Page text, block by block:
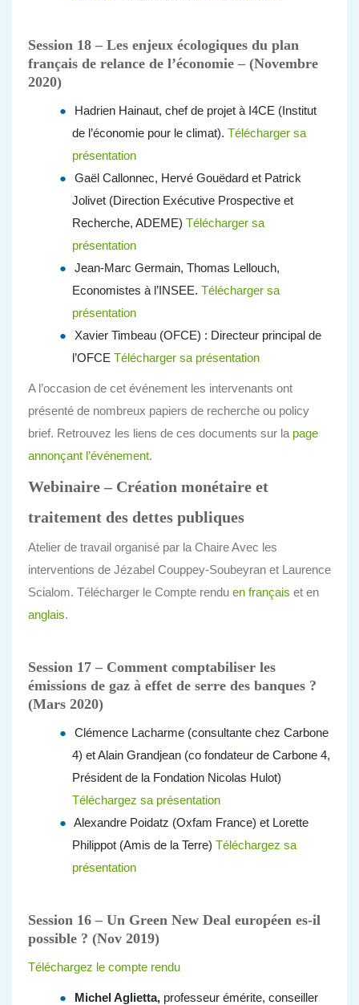
Session 18 – Les enjeux écologiques du plan
français de relance de l’économie – (Novembre
2020)
Hadrien Hainaut, chef de projet à I4CE (Institut
de l’économie pour le climat). Télécharger sa
présentation
Gaël Callonnec, Hervé Gouëdard et Patrick
Jolivet (Direction Exécutive Prospective et
Recherche, ADEME) Télécharger sa
présentation
Jean-Marc Germain, Thomas Lellouch,
Economistes à l’INSEE. Télécharger sa
présentation
Xavier Timbeau (OFCE) : Directeur principal de
l’OFCE Télécharger sa présentation
A l’occasion de cet événement les intervenants ont
présenté de nombreux papiers de recherche ou policy
brief. Retrouvez les liens de ces documents sur la page
annonçant l’événement.
Webinaire – Création monétaire et
traitement des dettes publiques
Atelier de travail organisé par la Chaire Avec les
interventions de Jézabel Couppey-Soubeyran et Laurence
Scialom. Télécharger le Compte rendu en français et en
anglais.
Session 17 – Comment comptabiliser les
émissions de gaz à effet de serre des banques ?
(Mars 2020)
Clémence Lacharme (consultante chez Carbone
4) et Alain Grandjean (co fondateur de Carbone 4,
Président de la Fondation Nicolas Hulot)
Téléchargez sa présentation
Alexandre Poidatz (Oxfam France) et Lorette
Philippot (Amis de la Terre) Téléchargez sa
présentation
Session 16 – Un Green New Deal européen es-il
possible ? (Nov 2019)
Téléchargez le compte rendu
Michel Aglietta, professeur émérite, conseiller